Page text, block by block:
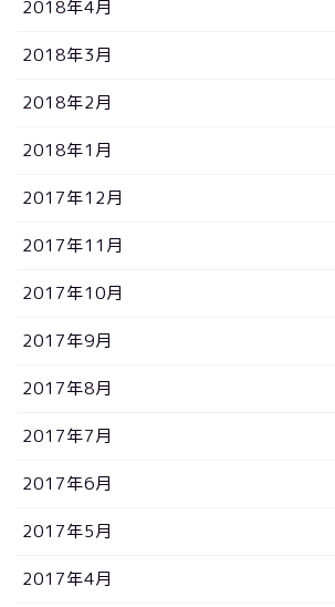
2018年4月
2018年3月
2018年2月
2018年1月
2017年12月
2017年11月
2017年10月
2017年9月
2017年8月
2017年7月
2017年6月
2017年5月
2017年4月